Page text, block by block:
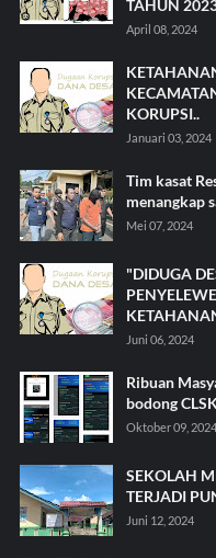
TAHUN
April 08, 2024
KORUPSI..
Januari 03, 2024
Tim kasat
menangkap
Mei 07, 2024
"DIDUGA
Juni 06, 2024
Ribuan
bodong CLSK
Oktober 09, 2024
SEKOLAH
TERJADI
Juni 12, 2024